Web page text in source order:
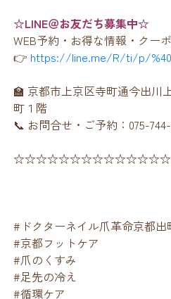
☆LINE＠お友だち募集中☆
WEB予約・お得な情報・クー
👉 https://line.me/R/ti/p/
🏫 京都市上京区寺町通今出
町１階
📞 お問合せ・ご予約：075-744-
#ドクターネイル爪革命京都出
#京都フットケア
#爪のくすみ
#足先の冷え
#循環ケア